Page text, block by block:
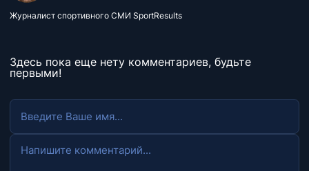
Журналист спортивного СМИ SportResults
Здесь пока еще нету комментариев, будьте
первыми!